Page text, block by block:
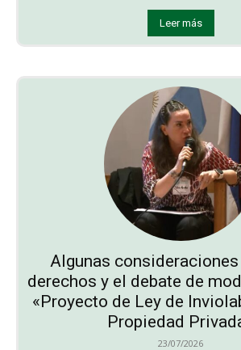
Leer más
Algunas
derechos y el debate de
«Proyecto de Ley de
Propiedad
23/07/2026